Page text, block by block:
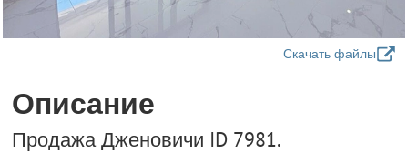
Скачать файлы
Описание
Продажа Дженовичи ID 7981.